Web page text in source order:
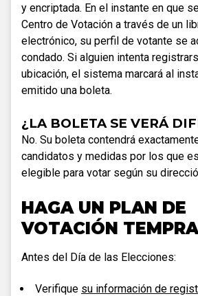
y encriptada. En el instante en que
Centro de Votación a través de un
electrónico, su perfil de votante se
condado. Si alguien intenta
ubicación, el sistema marcará al
emitido una boleta.
¿LA BOLETA SE VERÁ
No. Su boleta contendrá
candidatos y medidas por los que
elegible para votar según su
HAGA UN PLAN DE
VOTACIÓN
Antes del Día de las Elecciones:
Verifique su información de